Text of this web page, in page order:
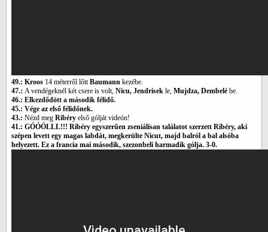
49.: Kroos 14 méterről lőttBaumann kezébe.
47.: A vendégeknél két csere is volt, Nicu, Jendrisek le, Mujdza, Dembelé be.
46.: Elkezdődött a második félidő.
45.: Vége az első félidőnek.
43.: Nézd meg Ribéry első gólját videón!
41.: GÓÓÓLLL!!! Ribéry egyszerűen zseniálisan találatot szerzett Ribéry, aki
szépen levett egy magas labdát, megkerülte Nicut, majd balról a bal alsóba
helyezett. Ez a francia mai második, szezonbeli harmadik gólja. 3-0.